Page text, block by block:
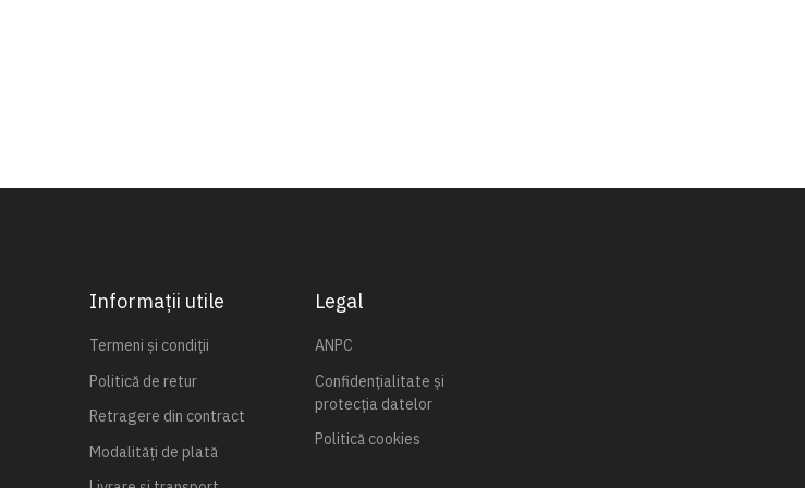
Informații utile
Termeni și condiții
Politică de retur
Retragere din contract
Modalități de plată
Legal
ANPC
Confidențialitate și
protecția datelor
Politică cookies